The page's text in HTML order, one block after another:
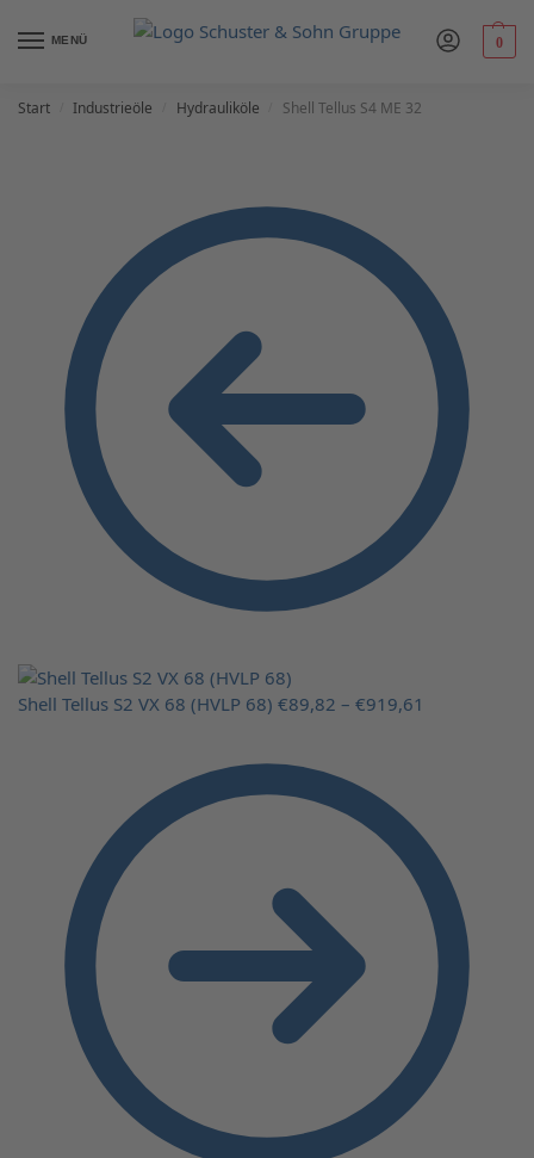
MENÜ 0
Start Industrieöle Hydrauliköle Shell Tellus S4 ME 32
Shell Tellus S2 VX 68 (HVLP 68) €89,82 – €919,61